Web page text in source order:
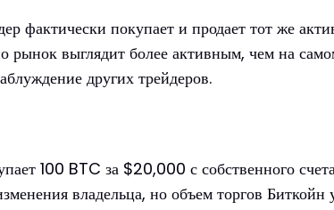
фактически покупает и продает тот же
рынок выглядит более активным, чем на
других трейдеров.
100 BTC за $20,000 с собственного
владельца, но объем торгов Биткойн